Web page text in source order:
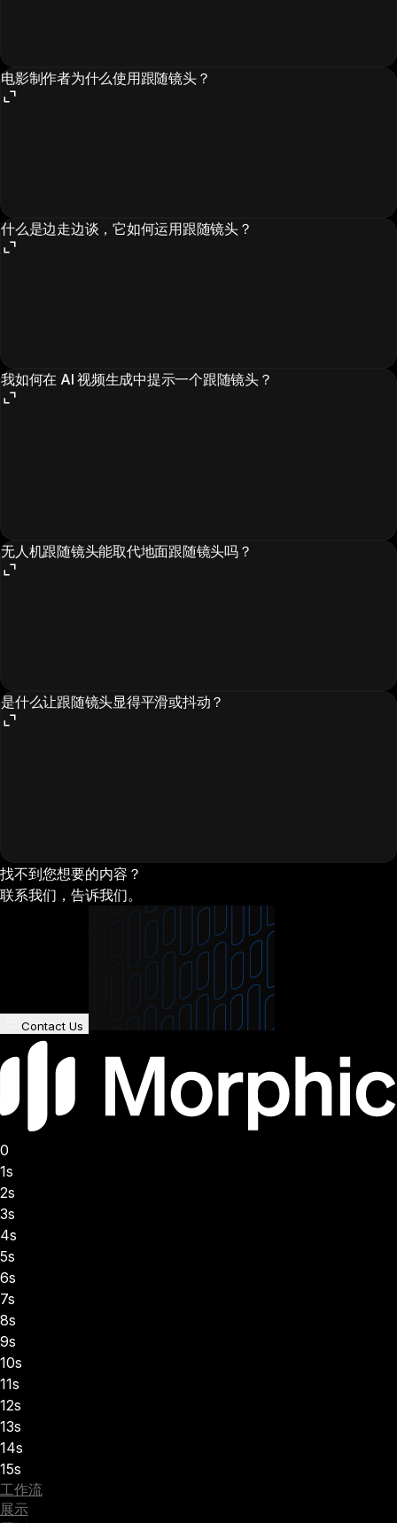
电影制作者为什么使用跟随镜头？
什么是边走边谈，它如何运用跟随镜头？
我如何在 AI 视频生成中提示一个跟随镜头？
无人机跟随镜头能取代地面跟随镜头吗？
是什么让跟随镜头显得平滑或抖动？
找不到您想要的内容？
联系我们，告诉我们。
Contact Us
0
1s
2s
3s
4s
5s
6s
7s
8s
9s
10s
11s
12s
13s
14s
15s
工作流
展示